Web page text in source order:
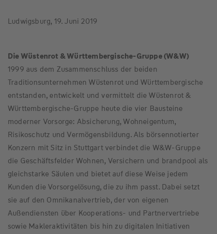
Ludwigsburg, 19. Juni 2019
Die Wüstenrot & Württembergische-Gruppe (W&W)
1999 aus dem Zusammenschluss der beiden
Traditionsunternehmen Wüstenrot und Württembergische
entstanden, entwickelt und vermittelt die Wüstenrot &
Württembergische-Gruppe heute die vier Bausteine
moderner Vorsorge: Absicherung, Wohneigentum,
Risikoschutz und Vermögensbildung. Als börsennotierter
Konzern mit Sitz in Stuttgart verbindet die W&W-Gruppe
die Geschäftsfelder Wohnen, Versichern und brandpool als
gleichstarke Säulen und bietet auf diese Weise jedem
Kunden die Vorsorgelösung, die zu ihm passt. Dabei setzt
sie auf den Omnikanalvertrieb, der von eigenen
Außendiensten über Kooperations- und Partnervertriebe
sowie Makleraktivitäten bis hin zu digitalen Initiativen